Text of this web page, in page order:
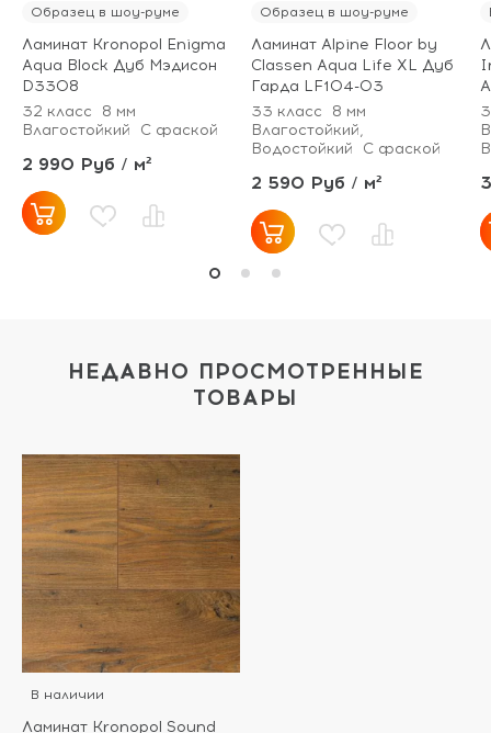
Образец в шоу-руме
Ламинат Kronopol Enigma
Aqua Block Дуб Мэдисон
D3308
32 класс
8 мм
Влагостойкий
С фаской
2 990 Руб / м²
Образец в шоу-руме
Ламинат Alpine Floor by
Classen Aqua Life XL Дуб
Гарда LF104-03
33 класс
8 мм
Влагостойкий,
Водостойкий
С фаской
2 590 Руб / м²
НЕДАВНО ПРОСМОТРЕННЫЕ
ТОВАРЫ
В наличии
Ламинат Kronopol Sound